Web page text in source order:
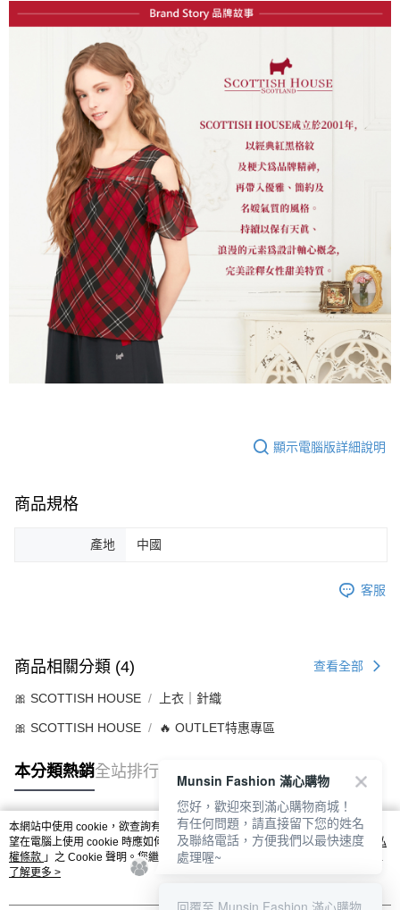
顯示電腦版詳細說明
商品規格
產地 中國
客服
商品相關分類 (4) 查看全部
🎀 SCOTTISH HOUSE 上衣｜針織
🎀 SCOTTISH HOUSE 🔥 OUTLET特惠專區
本分類熱銷全站排行
熱門標籤
本網站中使用 cookie，欲查詢有關本網站使用 cookie 方式之詳情，及若您不希
望在電腦上使用 cookie 時應如何變更電腦的 cookie 設定，請參閱本網站「
隱私
權條款 」之 Cookie 聲明。您繼續使用本網站即表示您同意本公司得按本網站使
用條款之 Cookie 聲明使用 cookie。
了解更多 >
Munsin Fashion 滿心購物
您好，歡迎來到滿心購物商城！
有任何問題，請直接留下您的姓名
及聯絡電話，方便我們以最快速度
處理喔~
回覆至 Munsin Fashion 滿心購物